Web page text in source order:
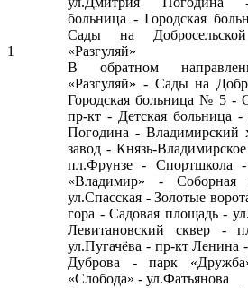
1
больница - Городская
Сады на
«Разгуляй»
В обратном
«Разгуляй» - Сады на
Городская больница № 5 -
пр-кт - Детская больница -
Погодина - Владимирский
завод - Князь-
пл.Фрунзе - Спортшкола -
«Владимир» -
ул.Спасская - Золотые
гора - Садовая площадь -
Левитановский сквер -
ул.Пугачёва - пр-кт Ленина
Дуброва - парк
«Слобода» - ул.Фатьянова